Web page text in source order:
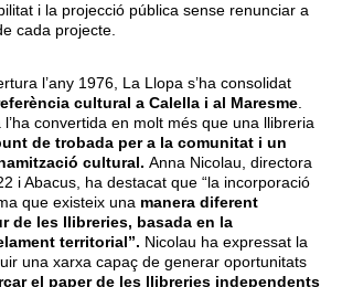
i la projecció pública sense renunciar a
cada projecte.
l’any 1976, La Llopa s’ha consolidat
cultural a Calella i al Maresme
convertida en molt més que una llibreria
de trobada per a la comunitat i un
cultural. Anna Nicolau, directora
i Abacus, ha destacat que “la incorporació
que existeix una manera diferent
de les llibreries, basada en la
territorial”. Nicolau ha expressat la
una xarxa capaç de generar oportunitats
el paper de les llibreries independents